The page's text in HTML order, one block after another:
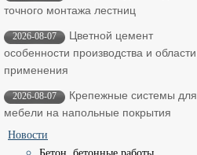
точного монтажа лестниц
2026-08-07
Цветной цемент
особенности производства и области
применения
2026-08-07
Крепежные системы для
мебели на напольные покрытия
Новости